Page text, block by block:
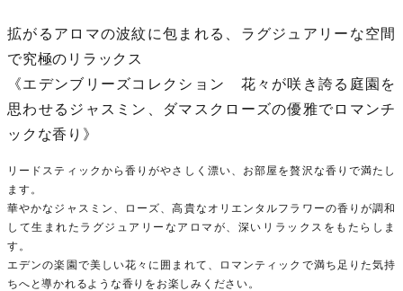
拡がるアロマの波紋に包まれる、ラグジュアリーな空間
で究極のリラックス
《エデンブリーズコレクション 花々が咲き誇る庭園を
思わせるジャスミン、ダマスクローズの優雅でロマンチ
ックな香り》
リードスティックから香りがやさしく漂い、お部屋を贅沢な香りで満たし
ます。
華やかなジャスミン、ローズ、高貴なオリエンタルフラワーの香りが調和
して生まれたラグジュアリーなアロマが、深いリラックスをもたらしま
す。
エデンの楽園で美しい花々に囲まれて、ロマンティックで満ち足りた気持
ちへと導かれるような香りをお楽しみください。